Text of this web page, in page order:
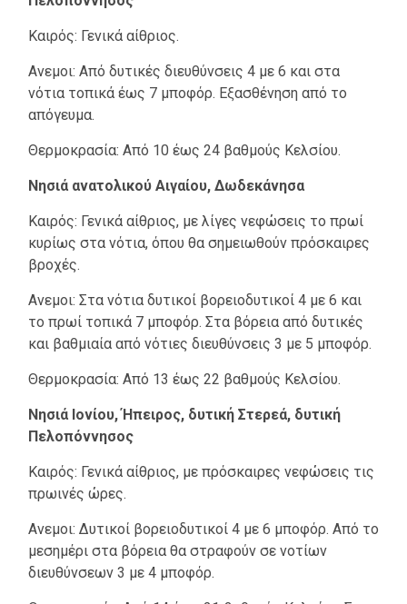
Καιρός: Γενικά αίθριος.
Ανεμοι: Από δυτικές διευθύνσεις 4 με 6 και στα
νότια τοπικά έως 7 μποφόρ. Εξασθένηση από το
απόγευμα.
Θερμοκρασία: Από 10 έως 24 βαθμούς Κελσίου.
Νησιά ανατολικού Αιγαίου, Δωδεκάνησα
Καιρός: Γενικά αίθριος, με λίγες νεφώσεις το πρωί
κυρίως στα νότια, όπου θα σημειωθούν πρόσκαιρες
βροχές.
Ανεμοι: Στα νότια δυτικοί βορειοδυτικοί 4 με 6 και
το πρωί τοπικά 7 μποφόρ. Στα βόρεια από δυτικές
και βαθμιαία από νότιες διευθύνσεις 3 με 5 μποφόρ.
Θερμοκρασία: Από 13 έως 22 βαθμούς Κελσίου.
Νησιά Ιονίου, Ήπειρος, δυτική Στερεά, δυτική
Πελοπόννησος
Καιρός: Γενικά αίθριος, με πρόσκαιρες νεφώσεις τις
πρωινές ώρες.
Ανεμοι: Δυτικοί βορειοδυτικοί 4 με 6 μποφόρ. Από το
μεσημέρι στα βόρεια θα στραφούν σε νοτίων
διευθύνσεων 3 με 4 μποφόρ.